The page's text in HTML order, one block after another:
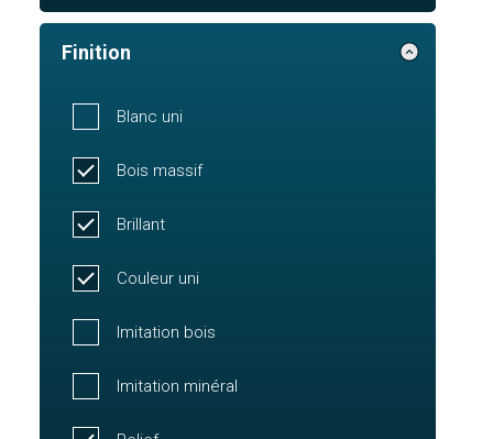
Finition
Blanc uni
Bois massif
Brillant
Couleur uni
Imitation bois
Imitation minéral